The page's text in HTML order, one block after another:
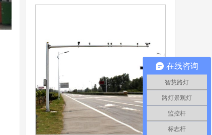
在线咨询
智慧路灯
路灯景观灯
监控杆
标志杆